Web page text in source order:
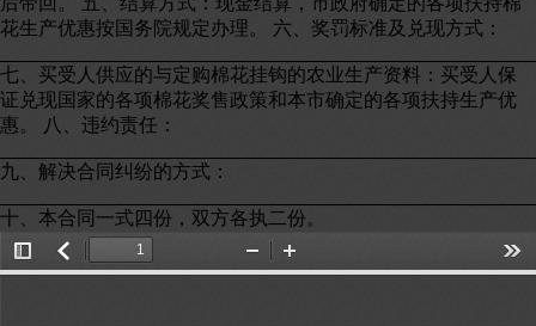
花生产优惠按国务院规定办理。 六、奖罚标准及兑现方式：
七、买受人供应的与定购棉花挂钩的农业生产资料：买受人保
证兑现国家的各项棉花奖售政策和本市确定的各项扶持生产优
惠。 八、违约责任：
九、解决合同纠纷的方式：
十、本合同一式四份，双方各执二份。
Toggle返
Zoom